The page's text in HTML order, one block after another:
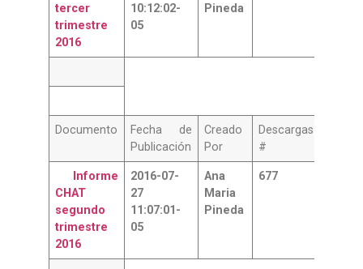
tercer
trimestre
2016
10:12:02-
05
Pineda
Documento
Fecha de
Publicación
Creado
Por
Descargas
#
Informe
CHAT
segundo
trimestre
2016
2016-07-
27
11:07:01-
05
Ana
Maria
Pineda
677